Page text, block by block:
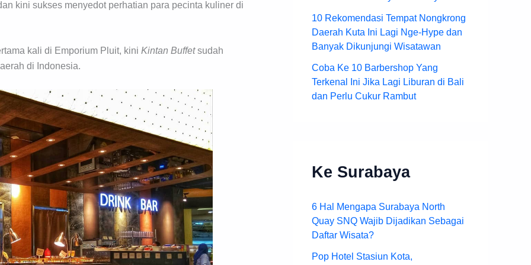
kini sukses menyedot perhatian para pecinta kuliner di
kali di Emporium Pluit, kini Kintan Buffetsudah
di Indonesia.
10 Rekomendasi Tempat Nongkrong
Daerah Kuta Ini Lagi Nge-Hype dan
Banyak Dikunjungi Wisatawan
Coba Ke 10 Barbershop Yang
Terkenal Ini Jika Lagi Liburan di Bali
dan Perlu Cukur Rambut
Ke Surabaya
6 Hal Mengapa Surabaya North
Quay SNQ Wajib Dijadikan Sebagai
Daftar Wisata?
Pop Hotel Stasiun Kota,